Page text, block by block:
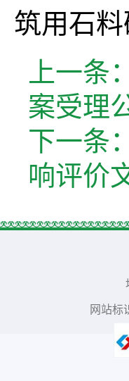
筑用石
上一条：
案受理
下一条：
响评价
网站标